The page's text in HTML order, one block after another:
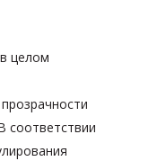
целом
соответствии